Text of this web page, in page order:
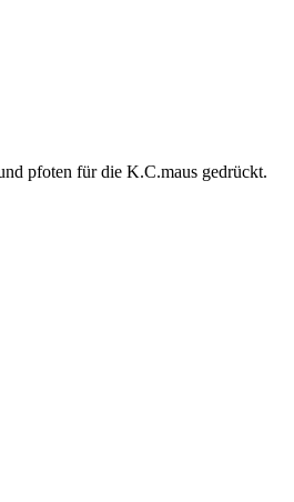
pfoten für die K.C.maus gedrückt.